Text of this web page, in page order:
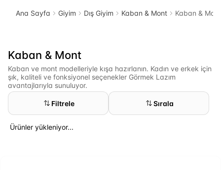
Ana Sayfa Giyim Dış Giyim Kaban & Mont Kaban & Mont
Kaban & Mont
Kaban ve mont modelleriyle kışa hazırlanın. Kadın ve erkek için
şık, kaliteli ve fonksiyonel seçenekler Görmek Lazım
avantajlarıyla sunuluyor.
Filtrele Sırala
Ürünler yükleniyor...